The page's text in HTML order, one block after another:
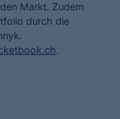
Markt. Zudem
durch die
.